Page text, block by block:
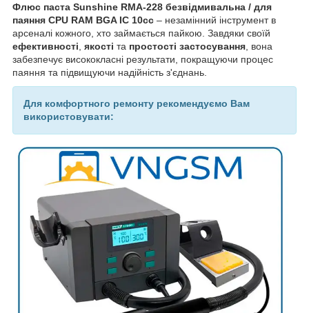
Флюс паста Sunshine RMA-228 безвідмивальна / для
паяння CPU RAM BGA IC 10cc – незамінний інструмент в
арсеналі кожного, хто займається пайкою. Завдяки своїй
ефективності якості та простості застосування , вона
забезпечує висококласні результати, покращуючи процес
паяння та підвищуючи надійність з'єднань.
Для комфортного ремонту рекомендуємо Вам
використовувати: